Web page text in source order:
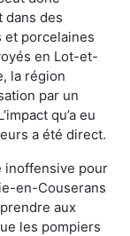
dans des
porcelaines
en Lot-et-
la région
par un
qu’a eu
a été direct.
inoffensive pour
en-Couserans
aux
les pompiers